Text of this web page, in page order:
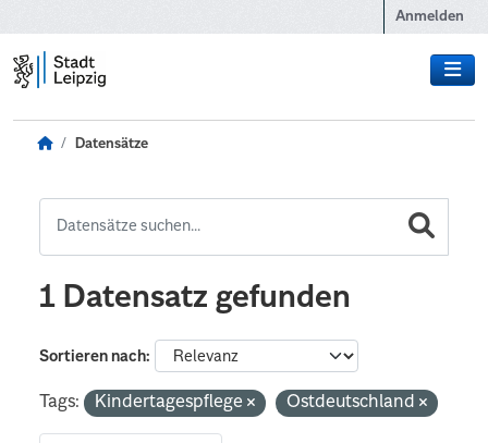
Anmelden
Datensätze
1 Datensatz gefunden
Sortieren nach
Tags: Kindertagespflege Ostdeutschland